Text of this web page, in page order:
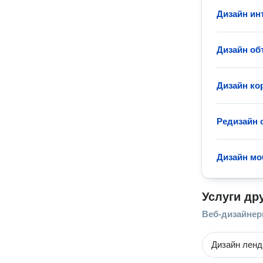
Дизайн
Дизайн
Дизайн
Редизайн
Дизайн
Услуги
Веб-
Дизайн